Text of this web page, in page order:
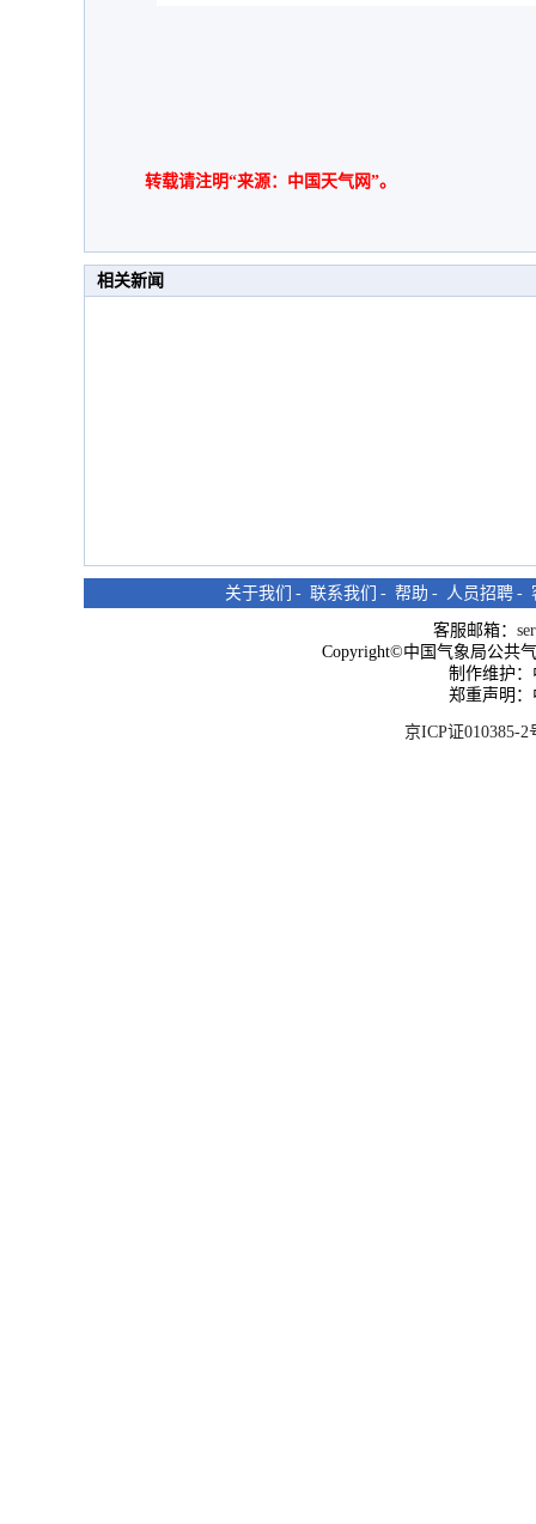
转载请注明“来源：中国天气网”。
相关新闻
关于我们 - 联系我们 - 帮助 - 人员招聘 -
客服邮箱：
Copyright©中国气象局公共
制作维护
郑重声明
京ICP证010385-2